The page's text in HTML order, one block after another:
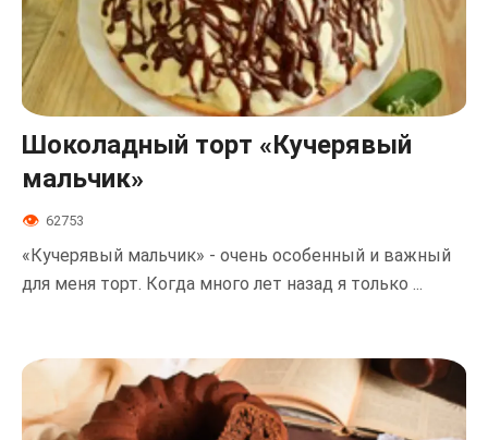
Шоколадный торт «Кучерявый
мальчик»
62753
«Кучерявый мальчик» - очень особенный и важный
для меня торт. Когда много лет назад я только ...